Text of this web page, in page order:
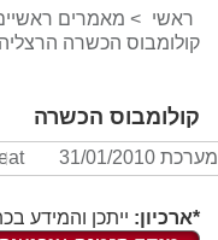
ראשי > מאמרים
קולומבוס הכשרה הרצליה
קולומבוס הכשרה
מערכת 2eat 31/01/2010
*ארכיון: ייתכן והמידע